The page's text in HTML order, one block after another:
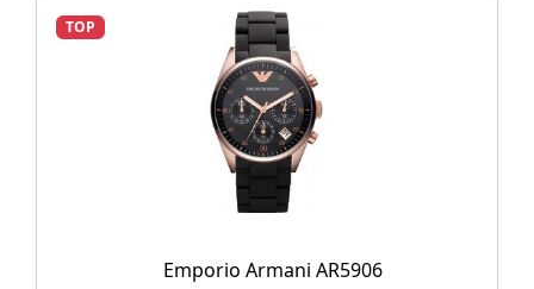
TOP
Emporio Armani AR5906